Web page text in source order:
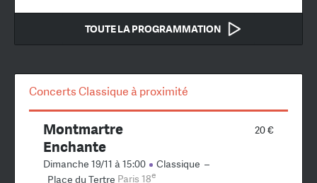
TOUTE LA PROGRAMMATION
Concerts Classique à proximité
20 €
Montmartre
Enchante
Dimanche 19/11 à 15:00 Classique –
Place du Tertre Paris 18e